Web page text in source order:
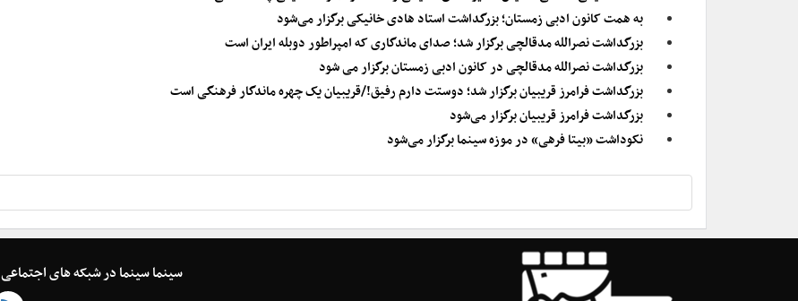
به همت کانون ادبی زمستان؛ بزرگداشت استاد هادی خانیکی برگزار می‌شود
بزرگداشت نصرالله مدقالچی برگزار شد؛ صدای ماندگاری که امپراطور دوبله ایران است
بزرگداشت نصرالله مدقالچی در کانون ادبی زمستان برگزار می شود
بزرگداشت فرامرز قریبیان برگزار شد؛ دوستت دارم رفیق!/قریبیان یک چهره ماندگار فرهنگی است
بزرگداشت فرامرز قریبیان برگزار می‌شود
نکوداشت «بیتا فرهی» در موزه سینما برگزار می‌شود
سینما سینما در شبکه های اجتماعی